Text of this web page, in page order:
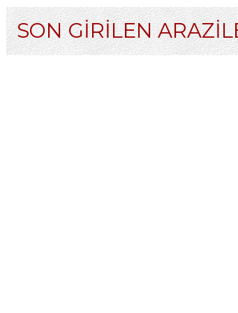
SON GİRİLEN